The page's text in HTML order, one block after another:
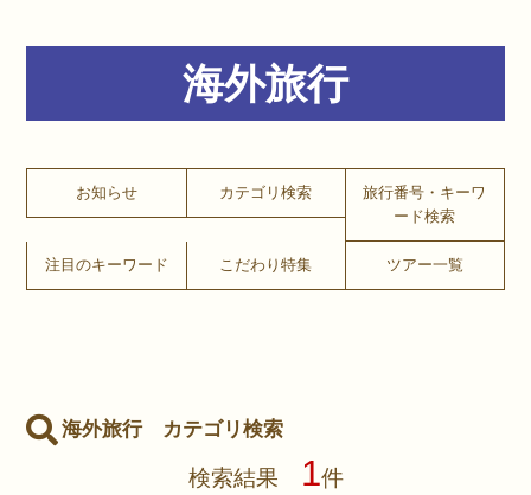
海外旅行
お知らせ カテゴリ検索
旅行番号・キーワ
ード検索
注目のキーワード こだわり特集 ツアー一覧
海外旅行 カテゴリ検索
検索結果 1件